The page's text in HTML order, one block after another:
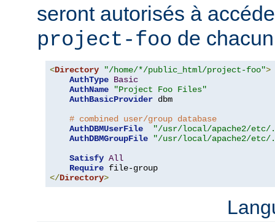
seront autorisés à
project-foo de
<Directory "/home/*/public_html/project-foo">
AuthType Basic
AuthName
"Project Foo Files"
AuthBasicProvider dbm
# combined user/group database
AuthDBMUserFile
"/usr/local/apache2/etc/
AuthDBMGroupFile
"/usr/local/apache2/etc/
Satisfy All
Require
</Directory>